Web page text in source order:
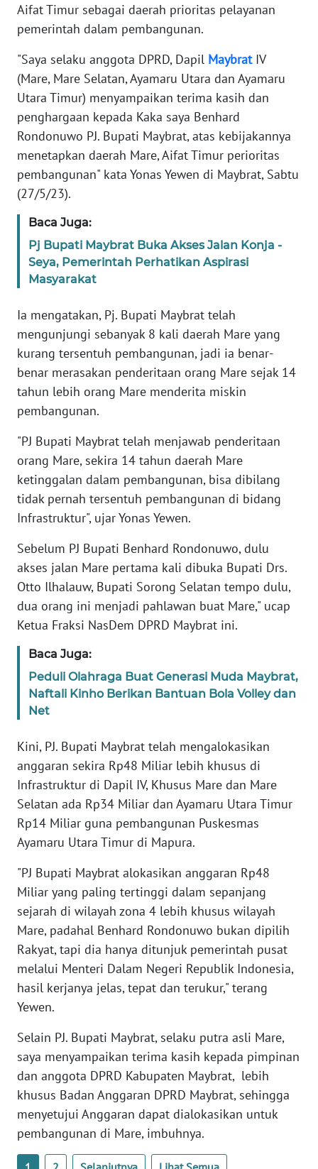
Aifat Timur sebagai daerah prioritas pelayanan
pemerintah dalam pembangunan.
"Saya selaku anggota DPRD, Dapil MaybratIV
(Mare, Mare Selatan, Ayamaru Utara dan Ayamaru
Utara Timur) menyampaikan terima kasih dan
penghargaan kepada Kaka saya Benhard
Rondonuwo PJ. Bupati Maybrat, atas kebijakannya
menetapkan daerah Mare, Aifat Timur perioritas
pembangunan" kata Yonas Yewen di Maybrat, Sabtu
(27/5/23).
Baca Juga:
Pj Bupati Maybrat Buka Akses Jalan Konja -
Seya, Pemerintah Perhatikan Aspirasi
Masyarakat
Ia mengatakan, Pj. Bupati Maybrat telah
mengunjungi sebanyak 8 kali daerah Mare yang
kurang tersentuh pembangunan, jadi ia benar-
benar merasakan penderitaan orang Mare sejak 14
tahun lebih orang Mare menderita miskin
pembangunan.
"PJ Bupati Maybrat telah menjawab penderitaan
orang Mare, sekira 14 tahun daerah Mare
ketinggalan dalam pembangunan, bisa dibilang
tidak pernah tersentuh pembangunan di bidang
Infrastruktur", ujar Yonas Yewen.
Sebelum PJ Bupati Benhard Rondonuwo, dulu
akses jalan Mare pertama kali dibuka Bupati Drs.
Otto Ilhalauw, Bupati Sorong Selatan tempo dulu,
dua orang ini menjadi pahlawan buat Mare," ucap
Ketua Fraksi NasDem DPRD Maybrat ini.
Baca Juga:
Peduli Olahraga Buat Generasi Muda Maybrat,
Naftali Kinho Berikan Bantuan Bola Volley dan
Net
Kini, PJ. Bupati Maybrat telah mengalokasikan
anggaran sekira Rp48 Miliar lebih khusus di
Infrastruktur di Dapil IV, Khusus Mare dan Mare
Selatan ada Rp34 Miliar dan Ayamaru Utara Timur
Rp14 Miliar guna pembangunan Puskesmas
Ayamaru Utara Timur di Mapura.
"PJ Bupati Maybrat alokasikan anggaran Rp48
Miliar yang paling tertinggi dalam sepanjang
sejarah di wilayah zona 4 lebih khusus wilayah
Mare, padahal Benhard Rondonuwo bukan dipilih
Rakyat, tapi dia hanya ditunjuk pemerintah pusat
melalui Menteri Dalam Negeri Republik Indonesia,
hasil kerjanya jelas, tepat dan terukur," terang
Yewen.
Selain PJ. Bupati Maybrat, selaku putra asli Mare,
saya menyampaikan terima kasih kepada pimpinan
dan anggota DPRD Kabupaten Maybrat, lebih
khusus Badan Anggaran DPRD Maybrat, sehingga
menyetujui Anggaran dapat dialokasikan untuk
pembangunan di Mare, imbuhnya.
Wahana
News
WN
SUMUT
WN
JABAR
WN
BANTEN
WN
KEPRI
WN
PAPUA
WN
PAPUA
BARAT
WN
WN
SERAMBI
WN
WN
SULTRA
NTB
SULTENG
WN
SULBAR
BABEL
WN
SUMBAR
WN
SUMSEL
WN
BENGKULU
WN
LAMPUNG
JATENG